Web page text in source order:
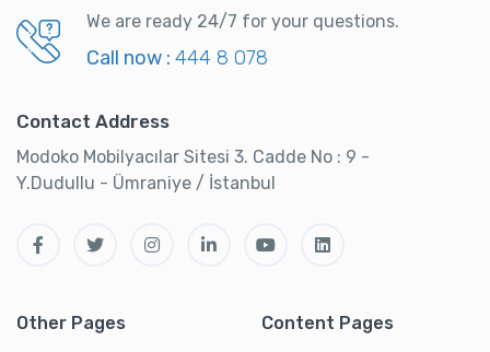
We are ready 24/7 for your questions.
Call now : 444 8 078
Contact Address
Modoko Mobilyacılar Sitesi 3. Cadde No : 9 -
Y.Dudullu - Ümraniye / İstanbul
Other Pages Content Pages